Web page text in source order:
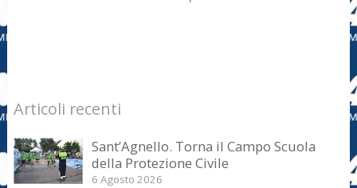
Articoli recenti
Sant’Agnello. Torna il Campo Scuola
della Protezione Civile
6 Agosto 2026